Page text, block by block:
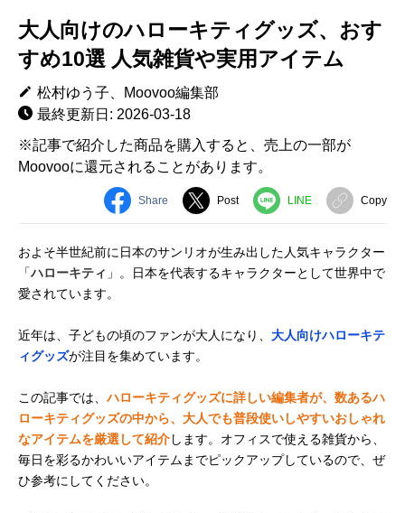
大人向けのハローキティグッズ、おす
すめ10選 人気雑貨や実用アイテム
松村ゆう子、Moovoo編集部
最終更新日: 2026-03-18
※記事で紹介した商品を購入すると、売上の一部が
Moovooに還元されることがあります。
Share Post LINE Copy
およそ半世紀前に日本のサンリオが生み出した人気キャラクター
「ハローキティ 」。日本を代表するキャラクターとして世界中で
愛されています。
近年は、子どもの頃のファンが大人になり、 大人向けハローキテ
ィグッズが注目を集めています。
この記事では、ハローキティグッズに詳しい編集者が、数あるハ
ローキティグッズの中から、大人でも普段使いしやすいおしゃれ
なアイテムを厳選して紹介します。オフィスで使える雑貨から、
毎日を彩るかわいいアイテムまでピックアップしているので、ぜ
ひ参考にしてください。